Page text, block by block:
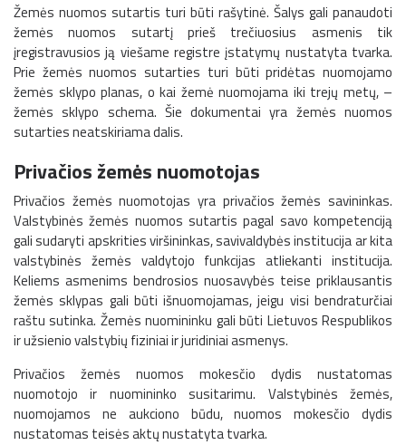
Žemės nuomos sutartis turi būti rašytinė. Šalys gali panaudoti
žemės nuomos sutartį prieš trečiuosius asmenis tik
įregistravusios ją viešame registre įstatymų nustatyta tvarka.
Prie žemės nuomos sutarties turi būti pridėtas nuomojamo
žemės sklypo planas, o kai žemė nuomojama iki trejų metų, –
žemės sklypo schema. Šie dokumentai yra žemės nuomos
sutarties neatskiriama dalis.
Privačios žemės nuomotojas
Privačios žemės nuomotojas yra privačios žemės savininkas.
Valstybinės žemės nuomos sutartis pagal savo kompetenciją
gali sudaryti apskrities viršininkas, savivaldybės institucija ar kita
valstybinės žemės valdytojo funkcijas atliekanti institucija.
Keliems asmenims bendrosios nuosavybės teise priklausantis
žemės sklypas gali būti išnuomojamas, jeigu visi bendraturčiai
raštu sutinka. Žemės nuomininku gali būti Lietuvos Respublikos
ir užsienio valstybių fiziniai ir juridiniai asmenys.
Privačios žemės nuomos mokesčio dydis nustatomas
nuomotojo ir nuomininko susitarimu. Valstybinės žemės,
nuomojamos ne aukciono būdu, nuomos mokesčio dydis
nustatomas teisės aktų nustatyta tvarka.